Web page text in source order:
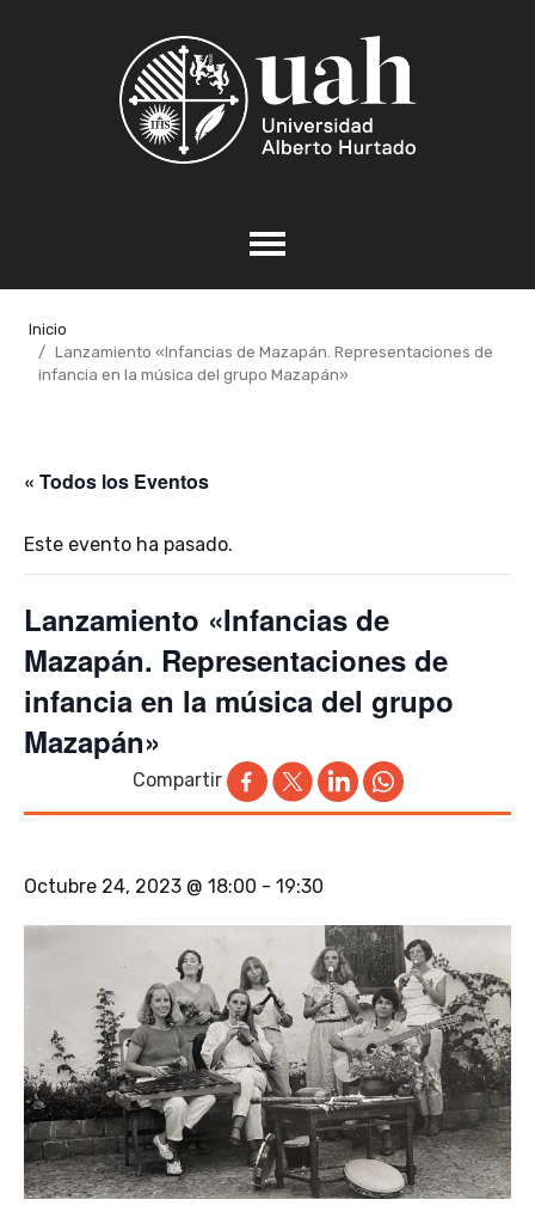
Inicio
Lanzamiento «Infancias de Mazapán. Representaciones de
infancia en la música del grupo Mazapán»
« Todos los Eventos
Este evento ha pasado.
Lanzamiento «Infancias de
Mazapán. Representaciones de
infancia en la música del grupo
Mazapán»
Compartir
Octubre 24, 2023 @ 18:00 - 19:30